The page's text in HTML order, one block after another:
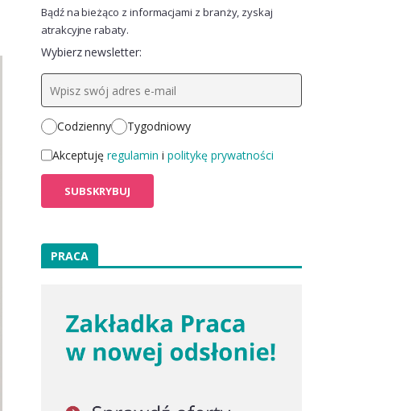
Bądź na bieżąco z informacjami z branży, zyskaj
atrakcyjne rabaty.
Wybierz newsletter:
Codzienny
Tygodniowy
Akceptuję regulamin i politykę prywatności
PRACA